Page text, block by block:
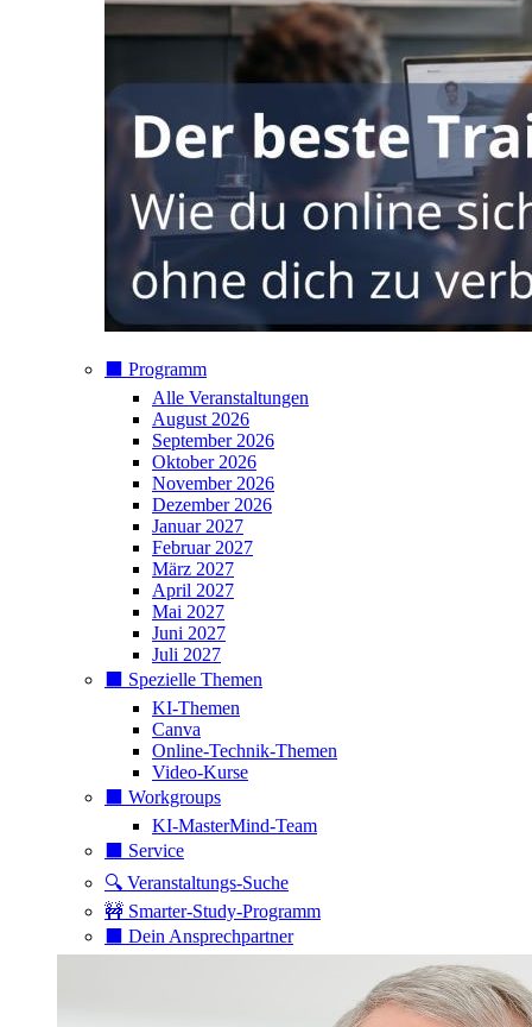
⬛️ Programm
Alle Veranstaltungen
August 2026
September 2026
Oktober 2026
November 2026
Dezember 2026
Januar 2027
Februar 2027
März 2027
April 2027
Mai 2027
Juni 2027
Juli 2027
⬛️ Spezielle Themen
KI-Themen
Canva
Online-Technik-Themen
Video-Kurse
⬛️ Workgroups
KI-MasterMind-Team
⬛️ Service
🔍 Veranstaltungs-Suche
🚧 Smarter-Study-Programm
⬛️ Dein Ansprechpartner